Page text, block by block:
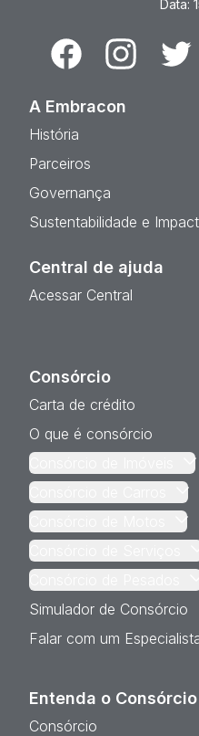
Data:
FacebookInstagramTwitter
A Embracon
História
Parceiros
Governança
Sustentabilidade e
Central de ajuda
Acessar Central
Consórcio
Carta de crédito
O que é consórcio
Simulador de Consórcio
Falar com um
Entenda o Consórcio
Consórcio